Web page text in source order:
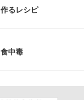
るレシピ
中毒